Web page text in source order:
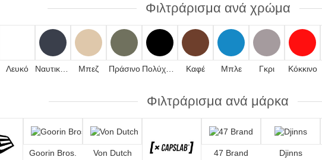
Φιλτράρισμα ανά χρώμα
Λευκό Μπεζ Πράσινο Καφέ Μπλε Γκρι Κόκκινο
Φιλτράρισμα ανά μάρκα
Goorin Bros. Von Dutch 47 Brand Djinns